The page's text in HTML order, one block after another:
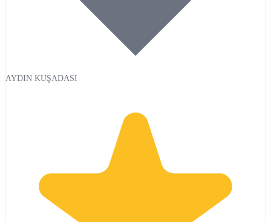
AYDIN KUŞADASI